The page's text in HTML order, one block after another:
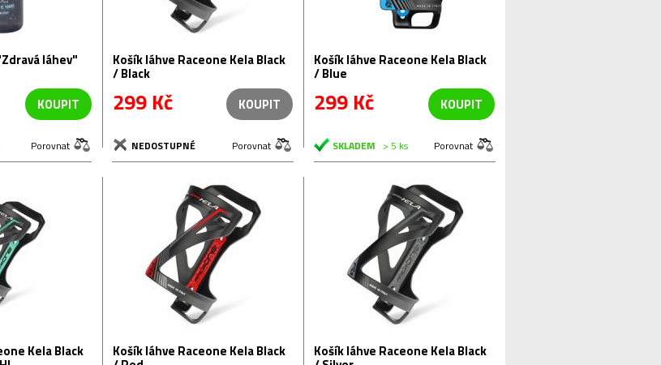
KOUPIT
Porovnat
Košík láhve Raceone Kela Black
/ Black
299 Kč KOUPIT
NEDOSTUPNÉ Porovnat
Košík láhve Raceone Kela Black
/ Blue
299 Kč KOUPIT
SKLADEM > 5 ks Porovnat
Kela Black Košík láhve Raceone Kela Black Košík láhve Raceone Kela Black